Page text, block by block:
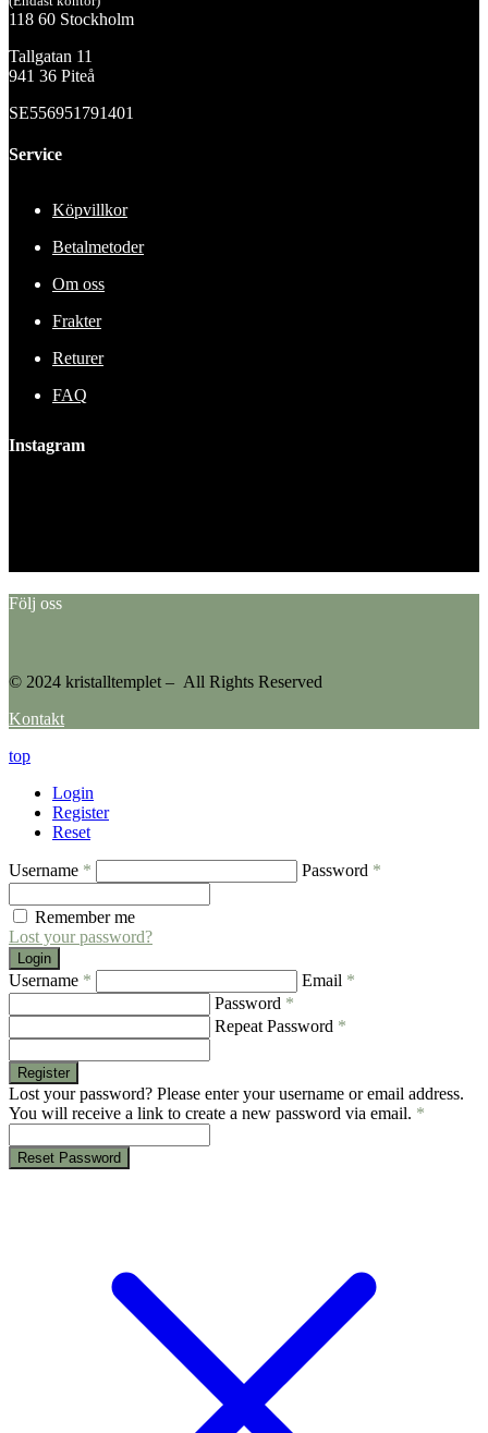
118 60 Stockholm
Tallgatan 11
941 36 Piteå
SE556951791401
Service
Köpvillkor
Betalmetoder
Om oss
Frakter
Returer
FAQ
Instagram
Följ oss
© 2024 kristalltemplet – All Rights Reserved
Kontakt
top
Login
Register
Reset
Username * Password *
Remember me
Lost your password?
Login
Username * Email *
Password *
Repeat Password *
Register
Lost your password? Please enter your username or email address.
You will receive a link to create a new password via email. *
Reset Password